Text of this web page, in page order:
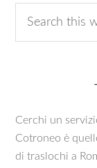
Cerchi un
Cotroneo è
di traslochi a